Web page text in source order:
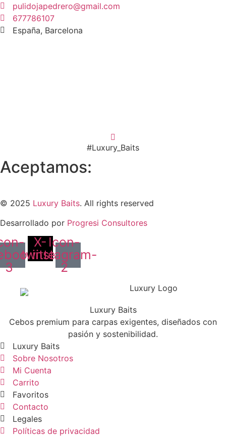
pulidojapedrero@gmail.com
677786107
España, Barcelona
#Luxury_Baits
Aceptamos:
© 2025 Luxury Baits. All rights reserved
Desarrollado por Progresi Consultores
3
X-
twitter
Icon-
instagram-
2
Luxury Baits
Cebos premium para carpas exigentes, diseñados con
pasión y sostenibilidad.
Luxury Baits
Sobre Nosotros
Mi Cuenta
Carrito
Favoritos
Contacto
Legales
Políticas de privacidad